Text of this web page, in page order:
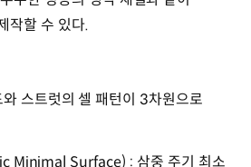
작할 수 있다.
스트럿의 셀 패턴이 3차원으로
Minimal Surface) : 삼중 주기 최소